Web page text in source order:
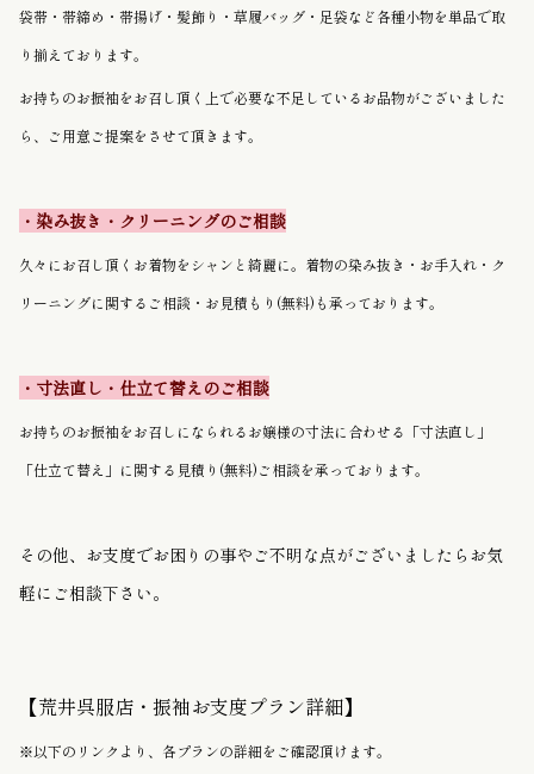
袋帯・帯締め・帯揚げ・髪飾り・草履バッグ・足袋など各種小物を単品で取
り揃えております。
お持ちのお振袖をお召し頂く上で必要な不足しているお品物がございました
ら、ご用意ご提案をさせて頂きます。
・染み抜き・クリーニングのご相談
久々にお召し頂くお着物をシャンと綺麗に。着物の染み抜き・お手入れ・ク
リーニングに関するご相談・お見積もり(無料)も承っております。
・寸法直し・仕立て替えのご相談
お持ちのお振袖をお召しになられるお嬢様の寸法に合わせる「寸法直し」
「仕立て替え」に関する見積り(無料)ご相談を承っております。
その他、お支度でお困りの事やご不明な点がございましたらお気
軽にご相談下さい。
【荒井呉服店・振袖お支度プラン詳細】
※以下のリンクより、各プランの詳細をご確認頂けます。